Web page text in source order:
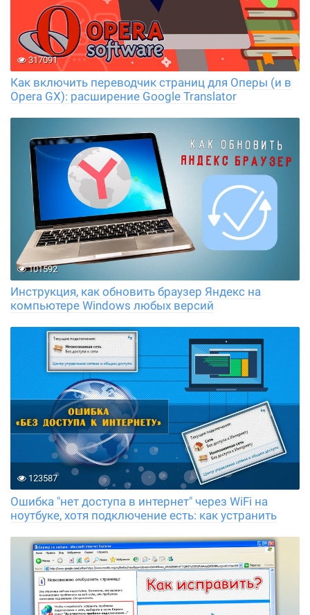
317091
Как включить переводчик страниц для Оперы (и в
Opera GX): расширение Google Translator
101592
Инструкция, как обновить браузер Яндекс на
компьютере Windows любых версий
123587
Ошибка "нет доступа в интернет" через WiFi на
ноутбуке, хотя подключение есть: как устранить